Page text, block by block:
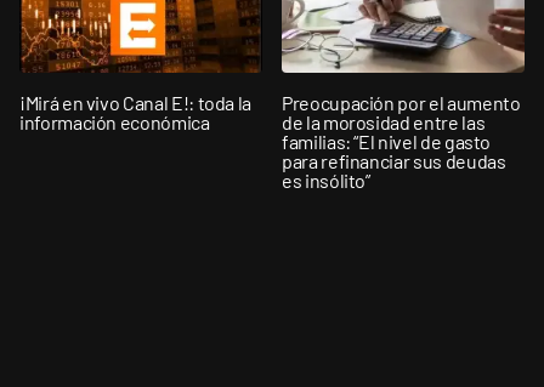
¡Mirá en vivo Canal E!: toda la
información económica
Preocupación por el aumento
de la morosidad entre las
familias: “El nivel de gasto
para refinanciar sus deudas
es insólito”